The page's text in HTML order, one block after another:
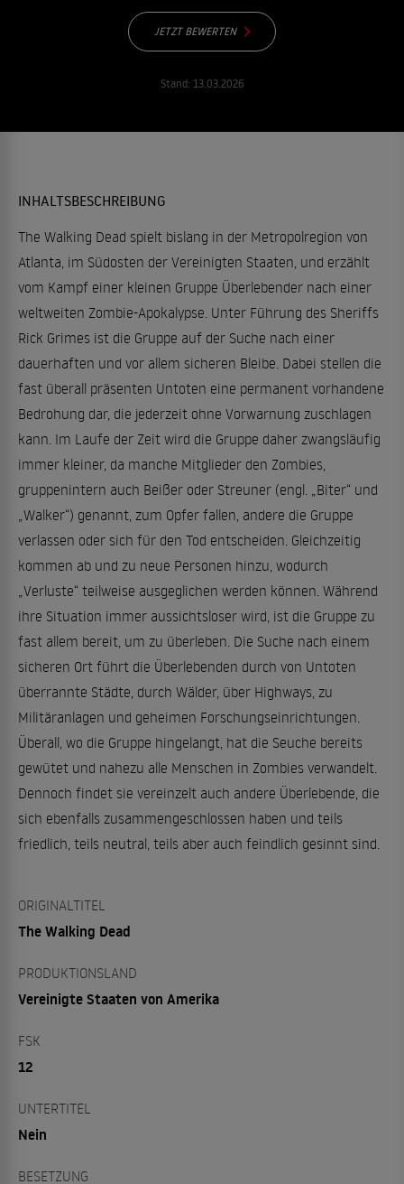
JETZT BEWERTEN
Stand: 13.03.2026
INHALTSBESCHREIBUNG
The Walking Dead spielt bislang in der Metropolregion von
Atlanta, im Südosten der Vereinigten Staaten, und erzählt
vom Kampf einer kleinen Gruppe Überlebender nach einer
weltweiten Zombie-Apokalypse. Unter Führung des Sheriffs
Rick Grimes ist die Gruppe auf der Suche nach einer
dauerhaften und vor allem sicheren Bleibe. Dabei stellen die
fast überall präsenten Untoten eine permanent vorhandene
Bedrohung dar, die jederzeit ohne Vorwarnung zuschlagen
kann. Im Laufe der Zeit wird die Gruppe daher zwangsläufig
immer kleiner, da manche Mitglieder den Zombies,
gruppenintern auch Beißer oder Streuner (engl. „Biter“ und
„Walker“) genannt, zum Opfer fallen, andere die Gruppe
verlassen oder sich für den Tod entscheiden. Gleichzeitig
kommen ab und zu neue Personen hinzu, wodurch
„Verluste“ teilweise ausgeglichen werden können. Während
ihre Situation immer aussichtsloser wird, ist die Gruppe zu
fast allem bereit, um zu überleben. Die Suche nach einem
sicheren Ort führt die Überlebenden durch von Untoten
überrannte Städte, durch Wälder, über Highways, zu
Militäranlagen und geheimen Forschungseinrichtungen.
Überall, wo die Gruppe hingelangt, hat die Seuche bereits
gewütet und nahezu alle Menschen in Zombies verwandelt.
Dennoch findet sie vereinzelt auch andere Überlebende, die
sich ebenfalls zusammengeschlossen haben und teils
friedlich, teils neutral, teils aber auch feindlich gesinnt sind.
ORIGINALTITEL
The Walking Dead
PRODUKTIONSLAND
Vereinigte Staaten von Amerika
FSK
12
UNTERTITEL
Nein
BESETZUNG